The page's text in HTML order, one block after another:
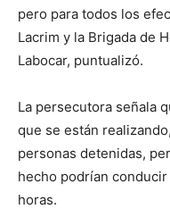
pero para todos los
Lacrim y la Brigada de
Labocar, puntualizó.
La persecutora señala
que se están
personas detenidas,
hecho podrían
horas.